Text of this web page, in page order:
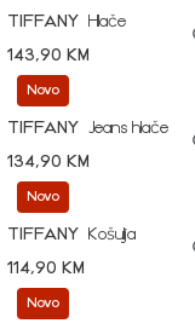
TIFFANY
Hlače
143,90 KM
Novo
TIFFANY
Jeans hlače
134,90 KM
Novo
TIFFANY
Košulja
114,90 KM
Novo